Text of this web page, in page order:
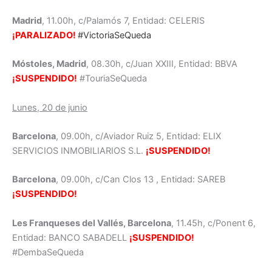
Madrid, 11.00h, c/Palamós 7, Entidad: CELERIS
¡PARALIZADO! #VictoriaSeQueda
Móstoles, Madrid, 08.30h, c/Juan XXIII, Entidad: BBVA
¡SUSPENDIDO! #TouriaSeQueda
Lunes, 20 de junio
Barcelona, 09.00h, c/Aviador Ruiz 5, Entidad: ELIX
SERVICIOS INMOBILIARIOS S.L. ¡SUSPENDIDO!
Barcelona, 09.00h, c/Can Clos 13 , Entidad: SAREB
¡SUSPENDIDO!
Les Franqueses del Vallés, Barcelona, 11.45h, c/Ponent 6,
Entidad: BANCO SABADELL ¡SUSPENDIDO!
#DembaSeQueda